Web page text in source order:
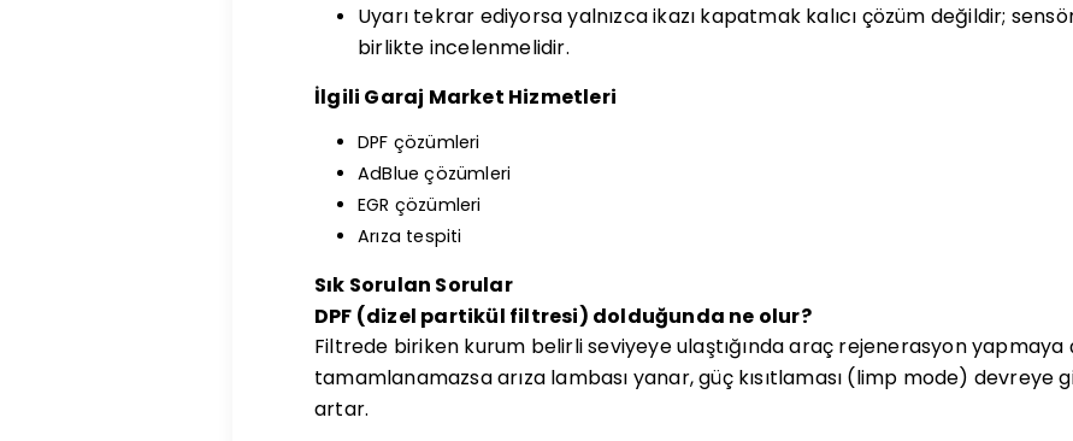
Uyarı tekrar ediyorsa yalnızca ikazı kapatmak kalıcı çözüm değildir;
birlikte incelenmelidir.
İlgili Garaj Market Hizmetleri
DPF çözümleri
AdBlue çözümleri
EGR çözümleri
Arıza tespiti
Sık Sorulan Sorular
DPF (dizel partikül filtresi) dolduğunda ne olur?
Filtrede biriken kurum belirli seviyeye ulaştığında araç rejenerasyon yapmaya
tamamlanamazsa arıza lambası yanar, güç kısıtlaması (limp mode) devreye
artar.